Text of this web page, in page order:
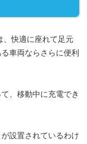
、快適に座れて足元
車両ならさらに便利
、移動中に充電でき
設置されているわけ